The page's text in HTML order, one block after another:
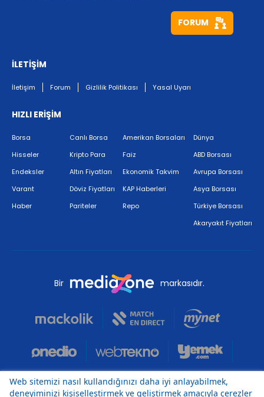
FORUM
İLETİŞİM
İletişim Forum Gizlilik Politikası Yasal Uyarı
HIZLI ERİŞİM
Borsa
Hisseler
Endeksler
Varant
Haber
Canlı Borsa
Kripto Para
Altın Fiyatları
Döviz Fiyatları
Pariteler
Amerikan Borsaları
Faiz
Ekonomik Takvim
KAP Haberleri
Repo
Dünya
ABD Borsası
Avrupa Borsası
Asya Borsası
Türkiye Borsası
Akaryakıt Fiyatları
Bir markasıdır.